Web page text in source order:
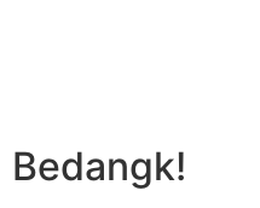
Bedangk!